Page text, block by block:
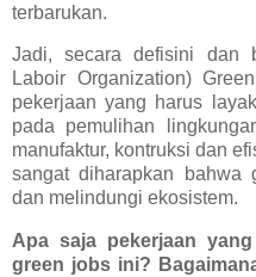
terbarukan.
Jadi, secara defisini dan
Laboir Organization)
pekerjaan yang harus
pada pemulihan
manufaktur, kontruksi dan
sangat diharapkan bahwa
dan melindungi ekosistem.
Apa saja pekerjaan
green jobs ini?